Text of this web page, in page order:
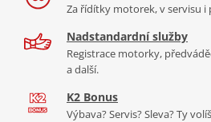
Za řídítky motorek, v servisu
Nadstandardní služby
Registrace motorky,
a další.
K2 Bonus
Výbava? Servis? Sleva? Ty